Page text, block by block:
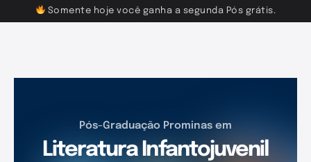
Somente hoje você ganha a segunda Pós grátis.
Pós-Graduação Prominas em
Literatura Infantojuvenil